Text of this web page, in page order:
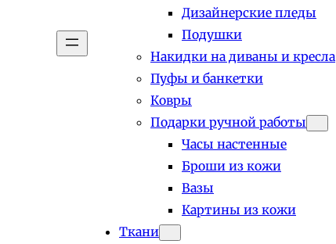
Дизайнерские пледы
Подушки
Накидки на диваны и кресла
Пуфы и банкетки
Ковры
Подарки ручной работы
Часы настенные
Броши из кожи
Вазы
Картины из кожи
Ткани